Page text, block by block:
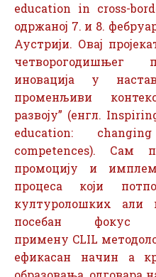
education in cross-
одржаној 7. и 8.
Аустрији. Овај
четворогодишњег
иновација у
променљиви
развоју” (енгл.
education:
competences). Сам
промоцију и
процеса који
културолошких али
посебан
примену CLIL
ефикасан начин а